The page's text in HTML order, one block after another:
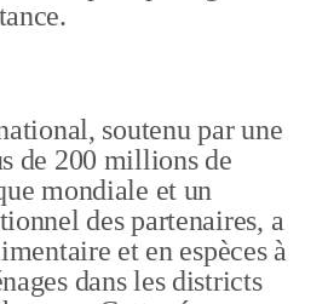
soutenu par une
de 200 millions de
mondiale et un
des partenaires, a
et en espèces à
dans les districts